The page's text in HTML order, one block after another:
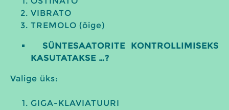
VIBRATO
TREMOLO (õige)
SÜNTESAATORITE KONTROLLIMISEKS
KASUTATAKSE …?
Valige üks:
GIGA-KLAVIATUURI